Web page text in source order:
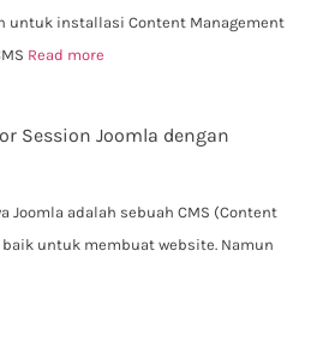
untuk installasi Content Management
Read more
Session Joomla dengan
Joomla adalah sebuah CMS (Content
untuk membuat website. Namun